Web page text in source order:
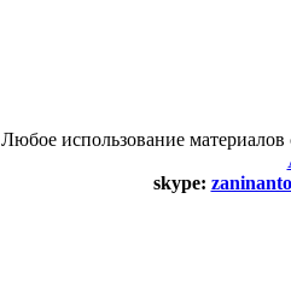
Любое использование
skype: